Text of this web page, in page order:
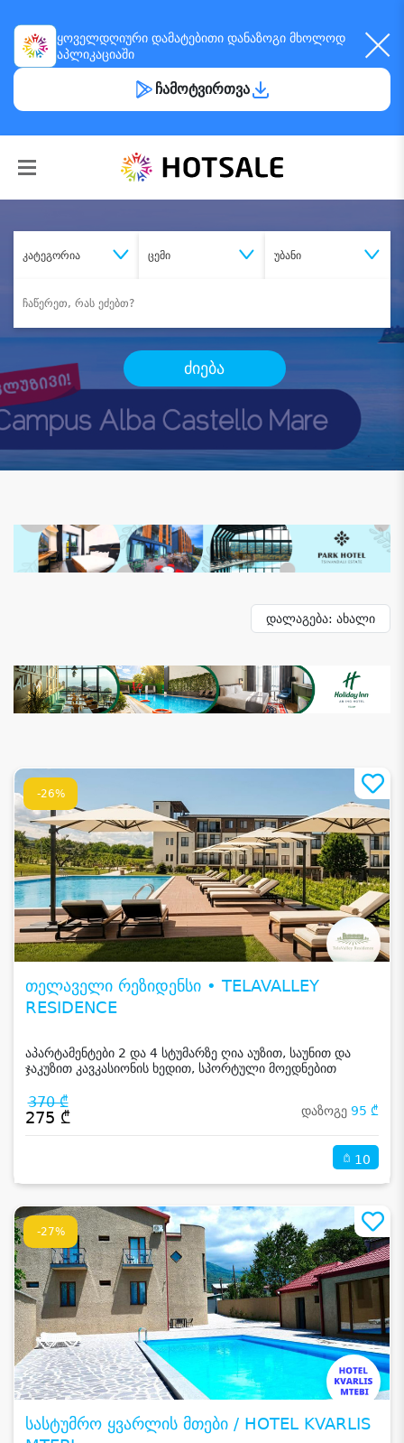
ყოველდღიური დამატებითი დანაზოგი მხოლოდ
აპლიკაციაში
ჩამოტვირთვა
კატეგორია ცემი უბანი
ძიება
დალაგება: ახალი
-26%
თელაველი რეზიდენსი • TELAVALLEY
RESIDENCE
აპარტამენტები 2 და 4 სტუმარზე ღია აუზით, საუნით და
ჯაკუზით კავკასიონის ხედით, სპორტული მოედნებით
370 ₾
275 ₾ დაზოგე 95 ₾
10
-27%
სასტუმრო ყვარლის მთები / HOTEL KVARLIS